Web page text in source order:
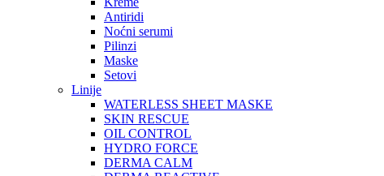
Antiridi
Noćni serumi
Pilinzi
Maske
Setovi
Linije
WATERLESS SHEET MASKE
SKIN RESCUE
OIL CONTROL
HYDRO FORCE
DERMA CALM